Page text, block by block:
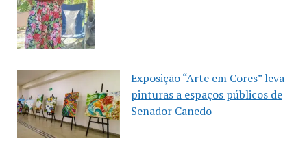
Exposição “Arte em Cores” leva
pinturas a espaços públicos de
Senador Canedo